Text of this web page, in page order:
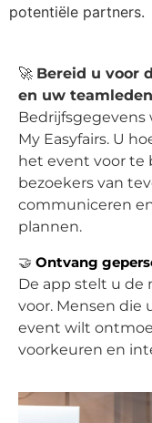
potentiële partners.
🚀 Bereid u voor
en uw
Bedrijfsgegevens
My Easyfairs. U
het event voor te
bezoekers van
communiceren
plannen.
🤝 Ontvang
De app stelt u de
voor. Mensen die
event wilt
voorkeuren en